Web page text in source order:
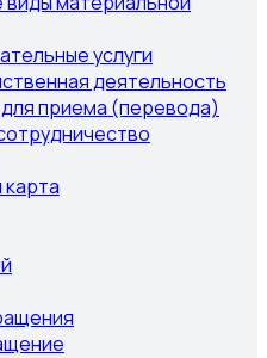
услуги
деятельность
приема (перевода)